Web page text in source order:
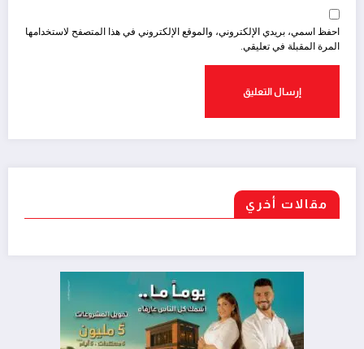
احفظ اسمي، بريدي الإلكتروني، والموقع الإلكتروني في هذا المتصفح لاستخدامها
المرة المقبلة في تعليقي.
مقالات أخري